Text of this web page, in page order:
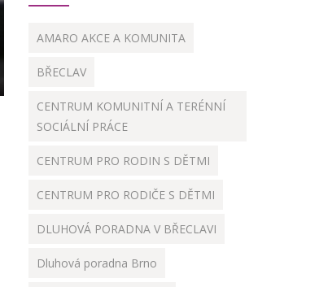
AMARO AKCE A KOMUNITA
BŘECLAV
CENTRUM KOMUNITNÍ A TERÉNNÍ
SOCIÁLNÍ PRÁCE
CENTRUM PRO RODIN S DĚTMI
CENTRUM PRO RODIČE S DĚTMI
DLUHOVÁ PORADNA V BŘECLAVI
Dluhová poradna Brno